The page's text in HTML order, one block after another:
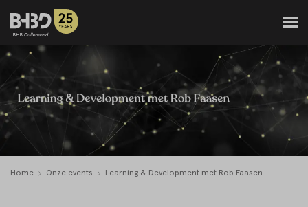
Home Onze events Learning & Development met Rob Faasen